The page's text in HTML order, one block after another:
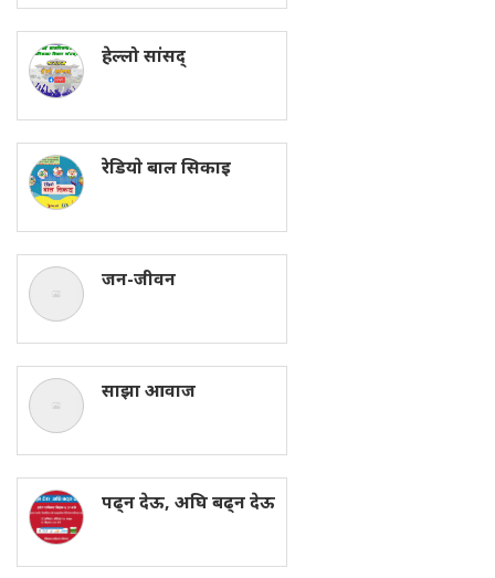
हेल्लो सांसद्
रेडियाे बाल सिकाइ
जन-जीवन
साझा आवाज
पढ्न देऊ, अघि बढ्न देऊ